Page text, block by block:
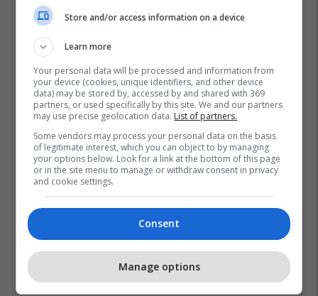
Covid-19
Store and/or access information on a device
Learn more
Your personal data will be processed and information from
your device (cookies, unique identifiers, and other device
data) may be stored by, accessed by and shared with 369
partners, or used specifically by this site. We and our partners
may use precise geolocation data. List of partners.
Some vendors may process your personal data on the basis
of legitimate interest, which you can object to by managing
your options below. Look for a link at the bottom of this page
or in the site menu to manage or withdraw consent in privacy
and cookie settings.
Consent
Manage options